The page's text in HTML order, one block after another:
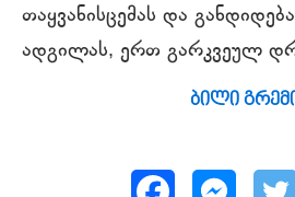
თაყვანისცემას და
ადგილას, ერთ გარკვეულ
ბილი